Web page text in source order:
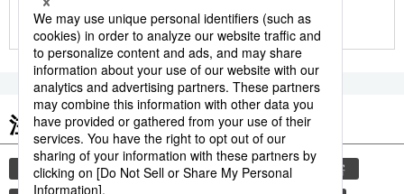
もっと見る
注目のキーワード
共同通信ニュース 観光 気象・災害
災害